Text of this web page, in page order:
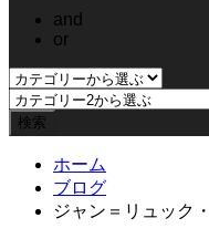
and
or
ホーム
ブログ
ジャン＝リュック